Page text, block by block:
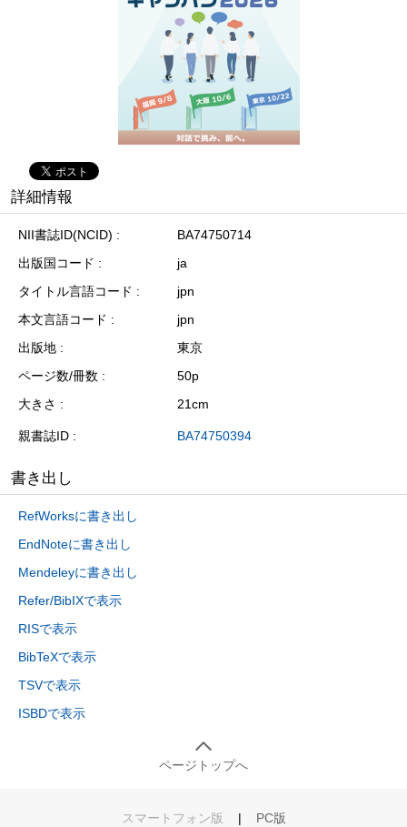
詳細情報
NII書誌ID(NCID)
BA74750714
出版国コード
ja
タイトル言語コード
jpn
本文言語コード
jpn
出版地
東京
ページ数/冊数
50p
大きさ
21cm
親書誌ID BA74750394
書き出し
RefWorksに書き出し
EndNoteに書き出し
Mendeleyに書き出し
Refer/BibIXで表示
RISで表示
BibTeXで表示
TSVで表示
ISBDで表示
ページトップへ
スマートフォン版 | PC版